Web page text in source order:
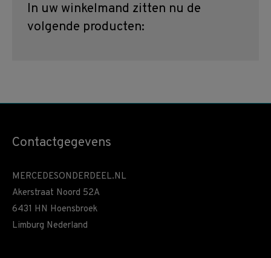
In uw winkelmand zitten nu de
volgende producten:
Contactgegevens
MERCEDESONDERDEEL.NL
Akerstraat Noord 52A
6431 HN Hoensbroek
Limburg Nederland